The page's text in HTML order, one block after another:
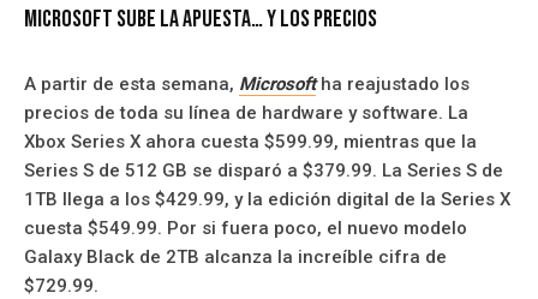
Microsoft sube la apuesta… y los precios
A partir de esta semana, Microsoftha reajustado los
precios de toda su línea de hardware y software. La
Xbox Series X ahora cuesta $599.99, mientras que la
Series S de 512 GB se disparó a $379.99. La Series S de
1TB llega a los $429.99, y la edición digital de la Series X
cuesta $549.99. Por si fuera poco, el nuevo modelo
Galaxy Black de 2TB alcanza la increíble cifra de
$729.99.